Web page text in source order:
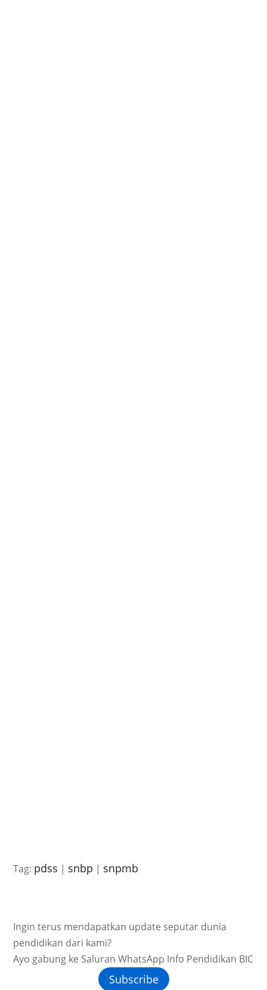
Tag: pdss | snbp | snpmb
Ingin terus mendapatkan update seputar dunia
pendidikan dari kami?
Ayo gabung ke Saluran WhatsApp Info Pendidikan BIC
Subscribe